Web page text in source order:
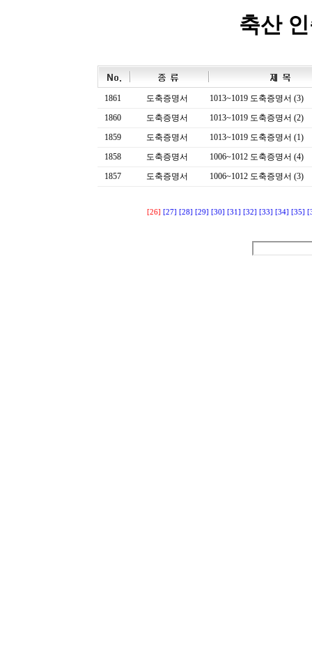
축산
1861 도축증명서
1013~1019 도축증명서 (3)
1860
도축증명서
1013~1019 도축증명서 (2)
1859
도축증명서
1013~1019 도축증명서 (1)
1858
도축증명서
1006~1012 도축증명서 (4)
1857
도축증명서 1006~1012 도축증명서 (3)
[26] [27] [28] [29] [30] [31] [32] [33] [34] [35]